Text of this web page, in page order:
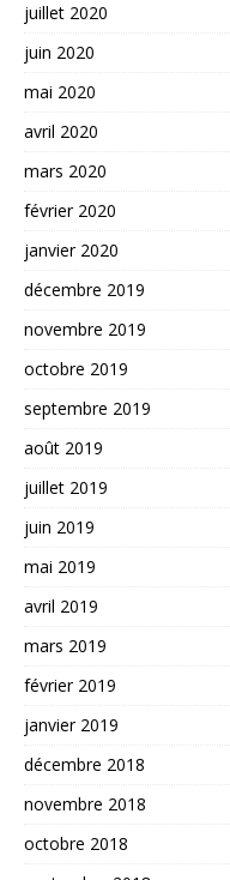
juillet 2020
juin 2020
mai 2020
avril 2020
mars 2020
février 2020
janvier 2020
décembre 2019
novembre 2019
octobre 2019
septembre 2019
août 2019
juillet 2019
juin 2019
mai 2019
avril 2019
mars 2019
février 2019
janvier 2019
décembre 2018
novembre 2018
octobre 2018